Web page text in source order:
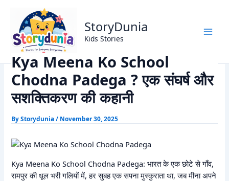
content
StoryDunia
Kids Stories
Home
Moral Stories
Kya Meena Ko School Chodna Padega ? एक संघर्ष और
सशक्तिकरण की कहानी
Kya Meena Ko School
Chodna Padega ? एक संघर्ष और
सशक्तिकरण की कहानी
ByStorydunia/ November 30, 2025
Kya Meena Ko School Chodna Padega: भारत के एक छोटे से गाँव,
रामपुर की धूल भरी गलियों में, हर सुबह एक सपना मुस्कुराता था, जब मीना अपने